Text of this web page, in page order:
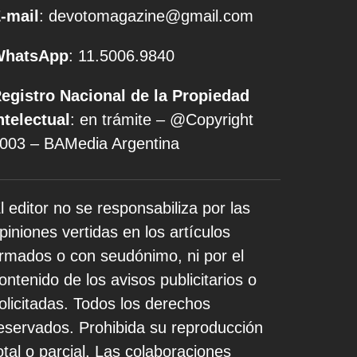
mail : devotomagazine@gmail.com
: 11.5006.9840
Nacional de la Propiedad
: en trámite – @Copyright
– BAMedia Argentina
editor no se responsabiliza por las
vertidas en los artículos
o con seudónimo, ni por el
de los avisos publicitarios o
Todos los derechos
Prohibida su reproducción
o parcial. Las colaboraciones